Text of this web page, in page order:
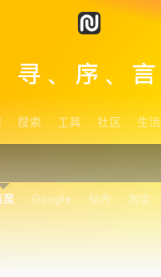
寻、序、言
搜索 工具 社区 生活
度 Google 站内 淘宝